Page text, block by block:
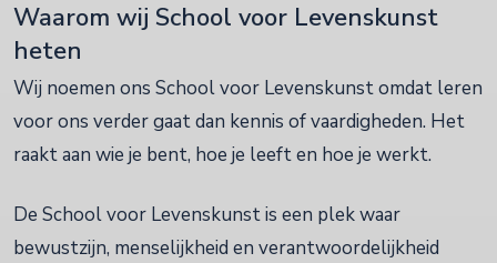
Waarom wij School voor Levenskunst
heten
Wij noemen ons School voor Levenskunst omdat leren
voor ons verder gaat dan kennis of vaardigheden. Het
raakt aan wie je bent, hoe je leeft en hoe je werkt.
De School voor Levenskunst is een plek waar
bewustzijn, menselijkheid en verantwoordelijkheid